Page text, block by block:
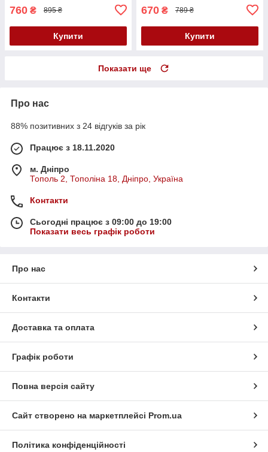
760 ₴ 895 ₴
Купити
670 ₴ 789 ₴
Купити
Показати ще
Про нас
88% позитивних з 24 відгуків за рік
Працює з 18.11.2020
м. Дніпро
Тополь 2, Тополіна 18, Дніпро, Україна
Контакти
Сьогодні працює з 09:00 до 19:00
Показати весь графік роботи
Про нас
Контакти
Доставка та оплата
Графік роботи
Повна версія сайту
Сайт створено на маркетплейсі Prom.ua
Політика конфіденційності